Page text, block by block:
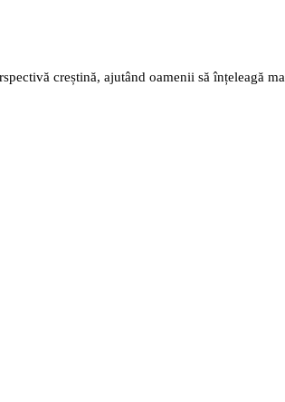
creștină, ajutând oamenii să înțeleagă